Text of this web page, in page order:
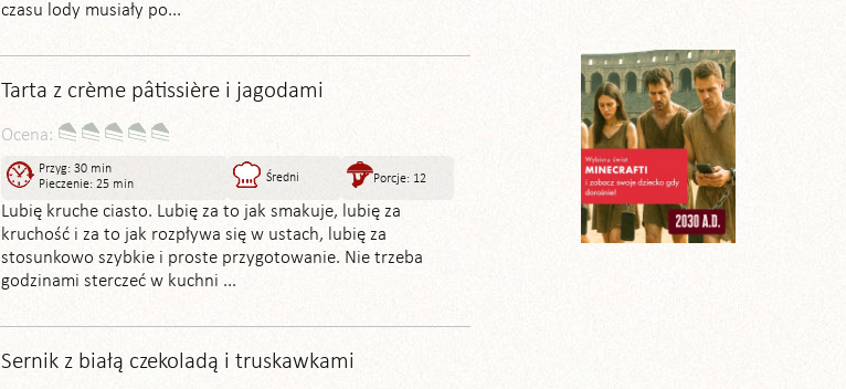
czasu lody musiały po...
Tarta z crème pâtissière i jagodami
Ocena:
Przyg: 30 min
Pieczenie: 25 min
Średni Porcje: 12
Lubię kruche ciasto. Lubię za to jak smakuje, lubię za
kruchość i za to jak rozpływa się w ustach, lubię za
stosunkowo szybkie i proste przygotowanie. Nie trzeba
godzinami sterczeć w kuchni ...
Sernik z białą czekoladą i truskawkami